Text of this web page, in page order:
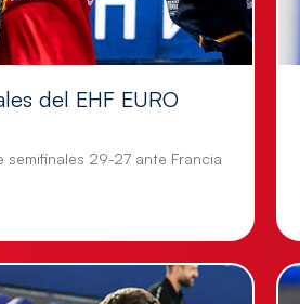
del EHF EURO
29-27 ante Francia